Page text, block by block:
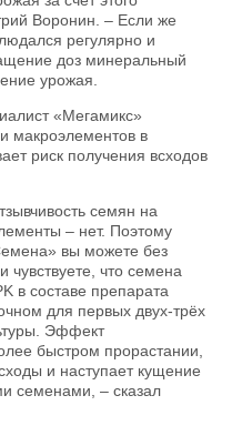
Воронин. – Если же
регулярно и
доз минеральный
урожая.
«Мегамикс»
макроэлементов в
риск получения всходов
семян на
– нет. Поэтому
вы можете без
чувствуете, что семена
в составе препарата
для первых двух-трёх
Эффект
быстром прорастании,
и наступает кущение
семенами, – сказал